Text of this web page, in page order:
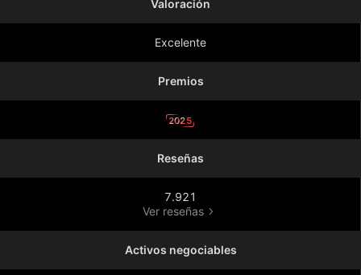
Valoración
Excelente
Premios
2025
Reseñas
7.921
Ver reseñas
Activos negociables